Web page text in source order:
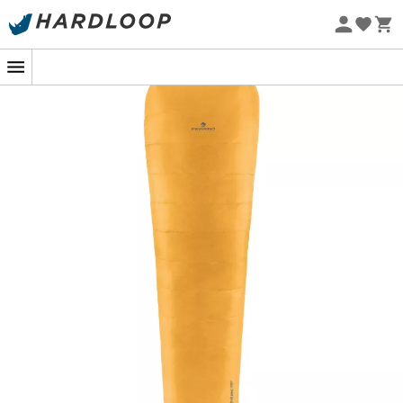
Promos d'été 🔥 -5 % EXTRA dès 2 produits* code Summer5
-5% Extra - Code Summer5
Le duvet qui mise sur la légèreté.
Lightec 1000 Duvet sac de couchage
Ferrino
, idéal pour les
exigeants, qui souhaitent partir à la conquête
des plus beaux sentiers des Alpes ou pourquoi pas, du
GR20 ! Dédié aux utilisateurs qui exigent le maximum de
performance en un minimum de taille et de poids,
propose également une